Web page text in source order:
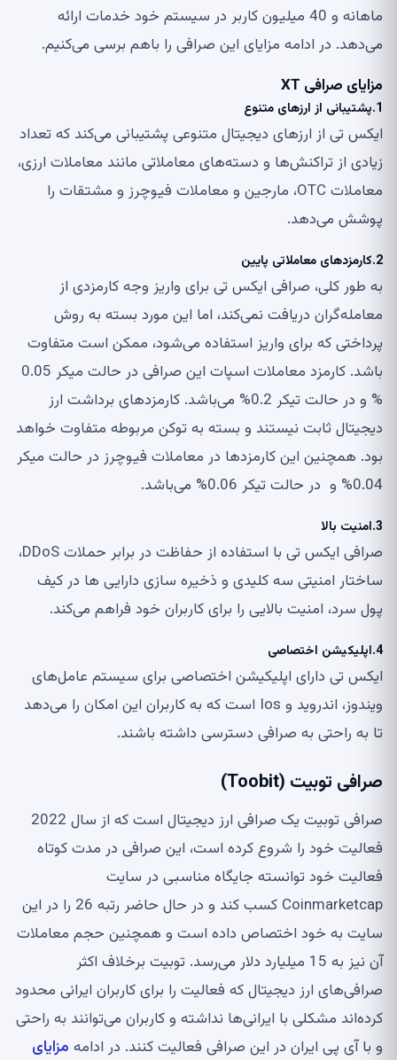
ماهانه و 40 میلیون کاربر در سیستم خود خدمات ارائه
می‌دهد. در ادامه مزایای این صرافی را باهم برسی می‌کنیم.
مزایای صرافی XT
1.پشتیبانی از ارزهای متنوع
ایکس تی از ارزهای دیجیتال متنوعی پشتیبانی می‌کند که تعداد
زیادی از تراکنش‌ها و دسته‌های معاملاتی مانند معاملات ارزی،
معاملات OTC‌، مارجین و معاملات فیوچرز و مشتقات را
پوشش می‌دهد.
2.کارمزدهای معاملاتی پایین
به طور کلی، صرافی ایکس تی برای واریز وجه کارمزدی از
معامله‌گران دریافت نمی‌کند، اما این مورد بسته به روش
پرداختی که برای واریز استفاده می‌شود، ممکن است متفاوت
باشد. کارمزد معاملات اسپات این صرافی در حالت میکر 0.05
% و در حالت تیکر 0.2% می‌باشد. کارمزدهای برداشت ارز
دیجیتال ثابت نیستند و بسته به توکن مربوطه متفاوت خواهد
بود. همچنین این کارمزدها در معاملات فیوچرز در حالت میکر
0.04% و در حالت تیکر 0.06% می‌باشد.
3.امنیت بالا
صرافی ایکس تی با استفاده از حفاظت در برابر حملات DDoS‌،
ساختار امنیتی سه کلیدی و ذخیره سازی دارایی ها در کیف
پول سرد، امنیت بالایی را برای کاربران خود فراهم می‌کند.
4.اپلیکیشن اختصاصی
ایکس تی دارای اپلیکیشن اختصاصی برای سیستم عامل‌های
ویندوز، اندروید و Ios است که به کاربران این امکان را می‌دهد
تا به راحتی به صرافی دسترسی داشته باشند.
صرافی توبیت (Toobit)
صرافی توبیت یک صرافی ارز دیجیتال است که از سال 2022
فعالیت خود را شروع کرده است، این صرافی در مدت کوتاه
فعالیت خود توانسته جایگاه مناسبی در سایت
Coinmarketcap کسب کند و در حال حاضر رتبه 26 را در این
سایت به خود اختصاص داده است و همچنین حجم معاملات
آن نیز به 15 میلیارد دلار می‌رسد. توبیت برخلاف اکثر
صرافی‌های ارز دیجیتال که فعالیت را برای کاربران ایرانی محدود
کرده‌اند مشکلی با ایرانی‌ها نداشته و کاربران می‌توانند به راحتی
و با آی پی ایران در این صرافی فعالیت کنند. در ادامه مزایای